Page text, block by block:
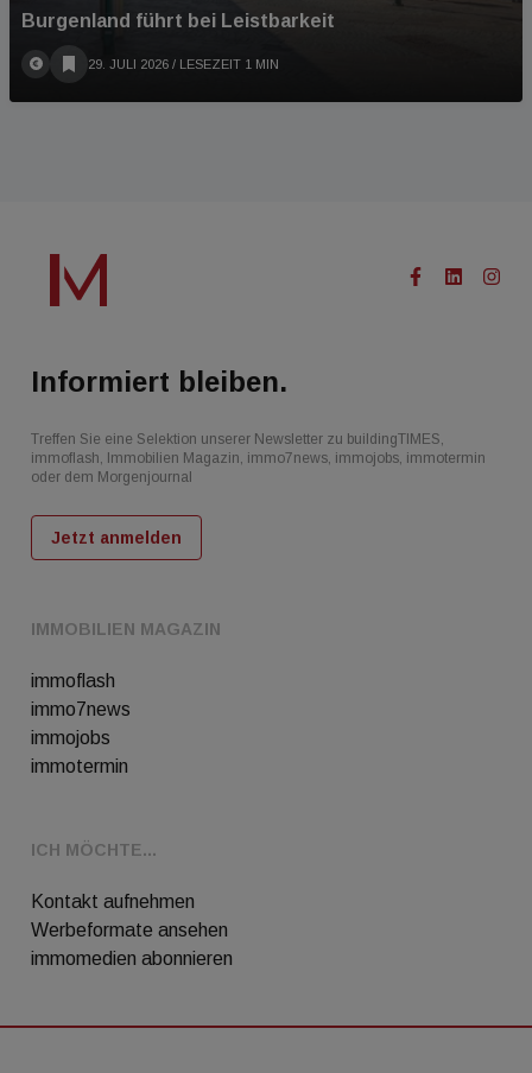
Burgenland führt bei Leistbarkeit
29. JULI 2026 / LESEZEIT 1 MIN
IMMOBILIEN MAGAZIN
immoflash
immo7news
immojobs
immotermin
ICH MÖCHTE...
Kontakt aufnehmen
Werbeformate ansehen
immomedien abonnieren
Informiert bleiben.
Treffen Sie eine Selektion unserer Newsletter zu buildingTIMES,
immoflash, Immobilien Magazin, immo7news, immojobs, immotermin
oder dem Morgenjournal
Jetzt anmelden